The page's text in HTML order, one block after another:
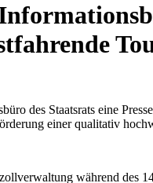
des Staatsrats eine
einer qualitativ
während des